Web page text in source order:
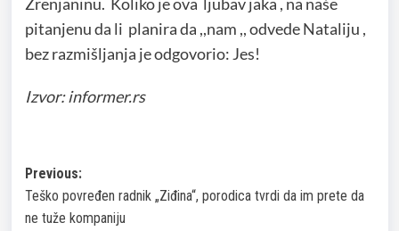
pitanjenu da li planira da ,,nam ,, odvede Nataliju ,
bez razmišljanja je odgovorio: Jes!
Izvor: informer.rs
Post
navigation
Previous:
Teško povređen radnik „Ziđina“, porodica tvrdi da im prete da
ne tuže kompaniju